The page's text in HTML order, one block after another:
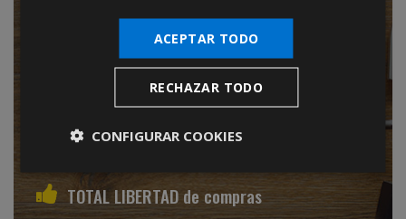
SIN PERIODOS de permanencia
SIN CARGOS por publicidad
TOTAL LIBERTAD de compras
ACEPTAR TODO
RECHAZAR TODO
CONFIGURAR COOKIES